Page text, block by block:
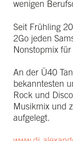
wenigen
Seit Frühling
2Go jeden
Nonstopmix
An der Ü40
bekanntesten
Rock und
Musikmix und
aufgelegt.